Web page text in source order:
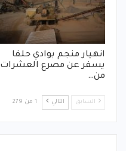
انهيار منجم بوادي حلفا
يسفر عن مصرع العشرات
من…
السابق التالي 1 من 279